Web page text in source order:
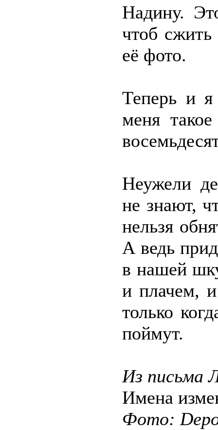
Надину.
чтоб
её фото.
Теперь и
меня
Неужели
не знают,
нельзя
А ведь
в нашей
и плачем,
только
поймут.
Из письма
Имена
Фото: